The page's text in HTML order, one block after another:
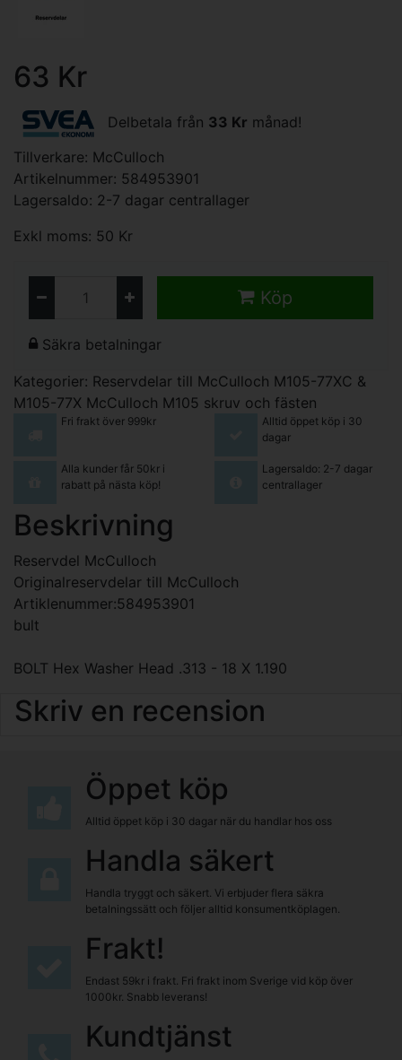
63 Kr
Delbetala från 33 Kr månad!
Tillverkare: McCulloch
Artikelnummer: 584953901
Lagersaldo: 2-7 dagar centrallager
Exkl moms: 50 Kr
Köp
Säkra betalningar
Kategorier: Reservdelar till McCulloch M105-77XC &
M105-77X McCulloch M105 skruv och fästen
Fri frakt över 999kr
Alltid öppet köp i 30
dagar
Alla kunder får 50kr i
rabatt på nästa köp!
Lagersaldo: 2-7 dagar
centrallager
Beskrivning
Reservdel McCulloch
Originalreservdelar till McCulloch
Artiklenummer:584953901
bult
BOLT Hex Washer Head .313 - 18 X 1.190
Skriv en recension
Öppet köp
Alltid öppet köp i 30 dagar när du handlar hos oss
Handla säkert
Handla tryggt och säkert. Vi erbjuder flera säkra
betalningssätt och följer alltid konsumentköplagen.
Frakt!
Endast 59kr i frakt. Fri frakt inom Sverige vid köp över
1000kr. Snabb leverans!
Kundtjänst